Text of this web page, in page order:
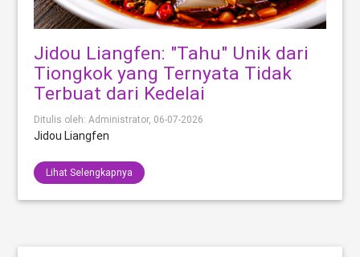
Jidou Liangfen: "Tahu" Unik dari
Tiongkok yang Ternyata Tidak
Terbuat dari Kedelai
Ditulis oleh: Administrator, 06-07-2026
Jidou Liangfen
Lihat Selengkapnya